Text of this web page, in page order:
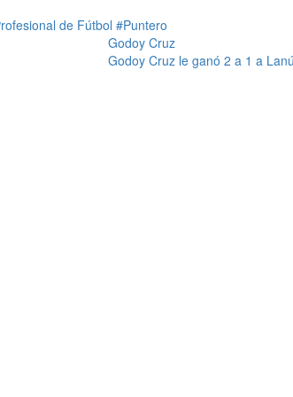
de Fútbol #Puntero
Godoy Cruz
Godoy Cruz le ganó 2 a 1 a